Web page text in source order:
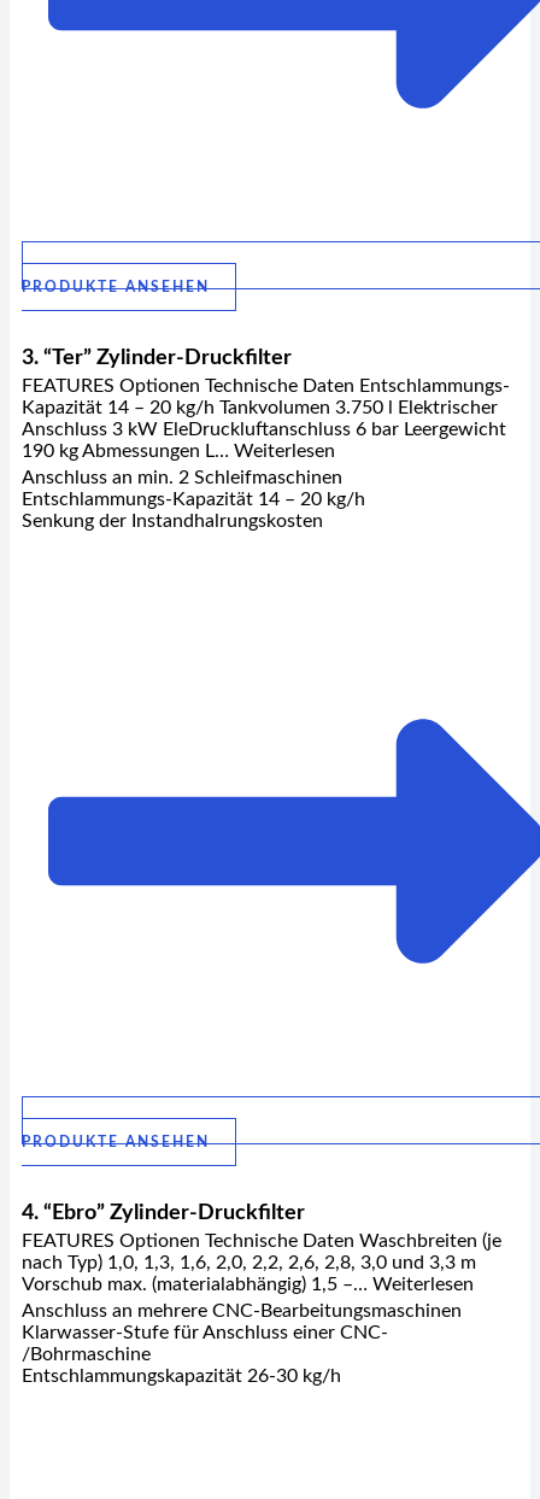
PRODUKTE ANSEHEN
3. “Ter” Zylinder-Druckfilter
FEATURES Optionen Technische Daten Entschlammungs-
Kapazität 14 – 20 kg/h Tankvolumen 3.750 l Elektrischer
Anschluss 3 kW EleDruckluftanschluss 6 bar Leergewicht
190 kg Abmessungen L… Weiterlesen
Anschluss an min. 2 Schleifmaschinen
Entschlammungs-Kapazität 14 – 20 kg/h
Senkung der Instandhalrungskosten
PRODUKTE ANSEHEN
4. “Ebro” Zylinder-Druckfilter
FEATURES Optionen Technische Daten Waschbreiten (je
nach Typ) 1,0, 1,3, 1,6, 2,0, 2,2, 2,6, 2,8, 3,0 und 3,3 m
Vorschub max. (materialabhängig) 1,5 –… Weiterlesen
Anschluss an mehrere CNC-Bearbeitungsmaschinen
Klarwasser-Stufe für Anschluss einer CNC-
/Bohrmaschine
Entschlammungskapazität 26-30 kg/h